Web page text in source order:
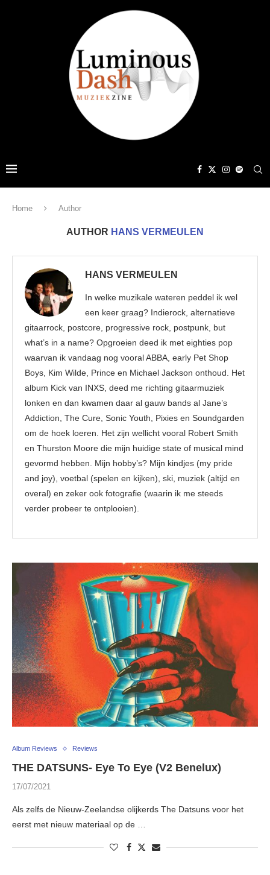
Home Author
AUTHOR HANS VERMEULEN
HANS VERMEULEN
In welke muzikale wateren peddel ik wel
een keer graag? Indierock, alternatieve
gitaarrock, postcore, progressive rock, postpunk, but
what’s in a name? Opgroeien deed ik met eighties pop
waarvan ik vandaag nog vooral ABBA, early Pet Shop
Boys, Kim Wilde, Prince en Michael Jackson onthoud. Het
album Kick van INXS, deed me richting gitaarmuziek
lonken en dan kwamen daar al gauw bands al Jane’s
Addiction, The Cure, Sonic Youth, Pixies en Soundgarden
om de hoek loeren. Het zijn wellicht vooral Robert Smith
en Thurston Moore die mijn huidige state of musical mind
gevormd hebben. Mijn hobby’s? Mijn kindjes (my pride
and joy), voetbal (spelen en kijken), ski, muziek (altijd en
overal) en zeker ook fotografie (waarin ik me steeds
verder probeer te ontplooien).
Album Reviews Reviews
THE DATSUNS- Eye To Eye (V2 Benelux)
17/07/2021
Als zelfs de Nieuw-Zeelandse olijkerds The Datsuns voor het
eerst met nieuw materiaal op de …